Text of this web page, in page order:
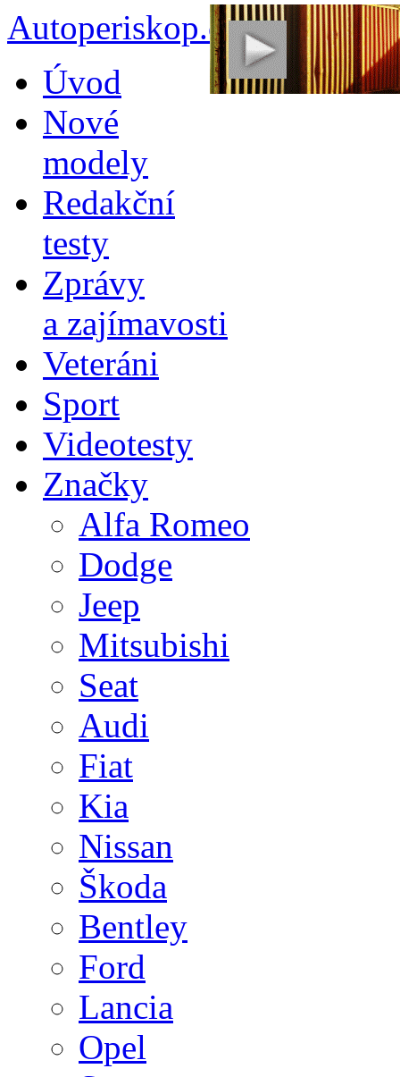
Autoperiskop.cz –
obsahu
webu
Úvod
Nové
modely
Redakční
testy
Zprávy
a zajímavosti
Veteráni
Sport
Videotesty
Značky
Alfa Romeo
Dodge
Jeep
Mitsubishi
Seat
Audi
Fiat
Kia
Nissan
Škoda
Bentley
Ford
Lancia
Opel